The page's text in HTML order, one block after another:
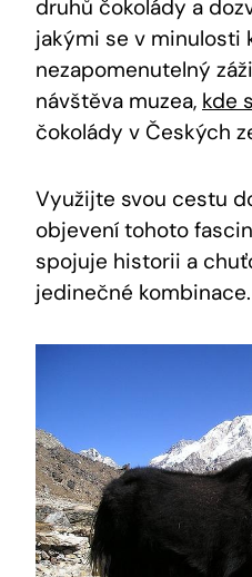
‌druhů čokolády a
jakými se v minulosti
nezapomenutelný
návštěva muzea, ‍ kde
⁤čokolády v Českých
Využijte svou cestu
objevení tohoto
spojuje historii a
jedinečné kombinace.